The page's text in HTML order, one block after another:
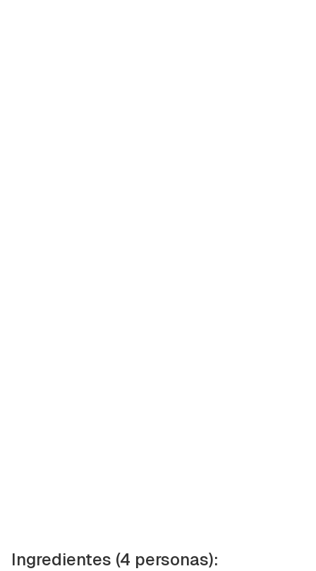
Ingredientes (4 personas):